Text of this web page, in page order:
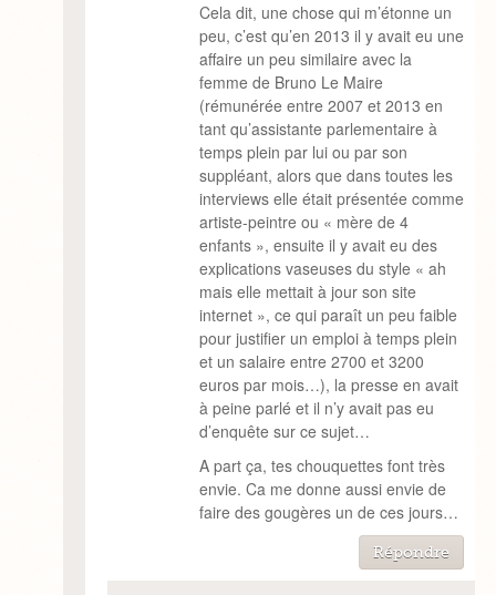
Cela dit, une chose qui m’étonne un
peu, c’est qu’en 2013 il y avait eu une
affaire un peu similaire avec la
femme de Bruno Le Maire
(rémunérée entre 2007 et 2013 en
tant qu’assistante parlementaire à
temps plein par lui ou par son
suppléant, alors que dans toutes les
interviews elle était présentée comme
artiste-peintre ou « mère de 4
enfants », ensuite il y avait eu des
explications vaseuses du style « ah
mais elle mettait à jour son site
internet », ce qui paraît un peu faible
pour justifier un emploi à temps plein
et un salaire entre 2700 et 3200
euros par mois…), la presse en avait
à peine parlé et il n’y avait pas eu
d’enquête sur ce sujet…
A part ça, tes chouquettes font très
envie. Ca me donne aussi envie de
faire des gougères un de ces jours…
Répondre